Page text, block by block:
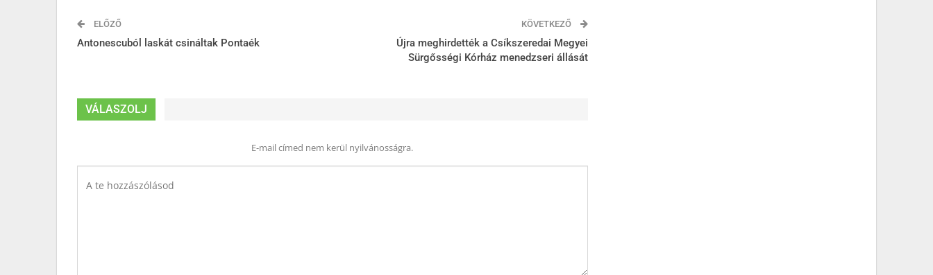
ELŐZŐ
Antonescuból laskát csináltak Pontaék
KÖVETKEZŐ
Újra meghirdették a Csíkszeredai Megyei
Sürgősségi Kórház menedzseri állását
VÁLASZOLJ
E-mail címed nem kerül nyilvánosságra.